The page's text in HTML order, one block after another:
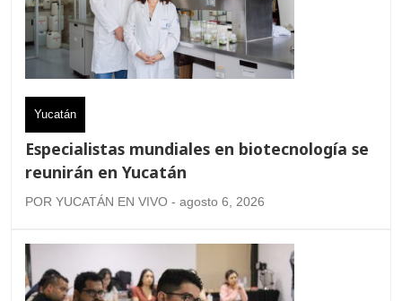
Yucatán
Especialistas mundiales en biotecnología se
reunirán en Yucatán
POR YUCATÁN EN VIVO - agosto 6, 2026